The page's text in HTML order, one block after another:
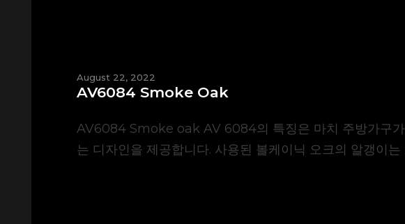
August 22, 2022
AV6084 Smoke Oak
AV6084 Smoke oak AV 6084의 특징은 마치 주방가구가
는 디자인을 제공합니다. 사용된 볼케이닉 오크의 알갱이